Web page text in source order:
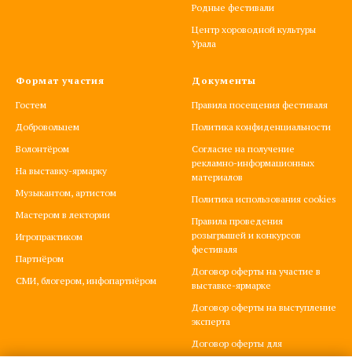
Родные фестивали
Центр хороводной культуры
Урала
Формат участия
Гостем
Добровольцем
Волонтёром
На выставку-ярмарку
Музыкантом, артистом
Мастером в лектории
Игропрактиком
Партнёром
СМИ, блогером, инфопартнёром
Документы
Правила посещения фестиваля
Политика конфиденциальности
Согласие на получение
рекламно-информационных
материалов
Политика использования cookies
Правила проведения
розыгрышей и конкурсов
фестиваля
Договор оферты на участие в
выставке-ярмарке
Договор оферты на выступление
эксперта
Договор оферты для
игропрактиков